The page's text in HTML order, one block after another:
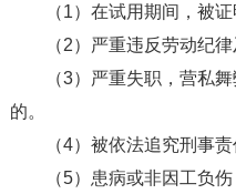
（1）在试用期间，被
（2）严重违反劳动纪
（3）严重失职，营私
的。
（4）被依法追究刑事责
（5）患病或非因工负